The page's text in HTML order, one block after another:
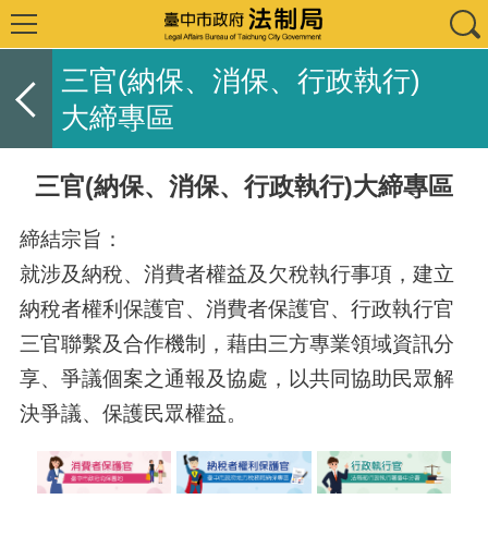
三官(納保、消保、行政執行)
大締專區
三官(納保、消保、行政執行)大締專區
締結宗旨：
就涉及納稅、消費者權益及欠稅執行事項，建立
納稅者權利保護官、消費者保護官、行政執行官
三官聯繫及合作機制，藉由三方專業領域資訊分
享、爭議個案之通報及協處，以共同協助民眾解
決爭議、保護民眾權益。